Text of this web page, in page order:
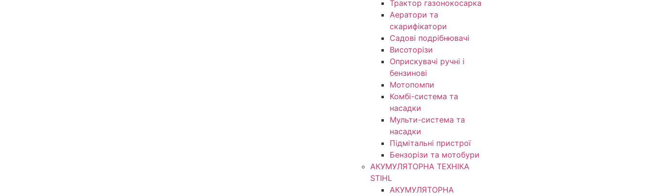
Трактор газонокосарка
Аератори та
скарифікатори
Садові подрібнювачі
Висоторізи
Оприскувачі ручні і
бензинові
Мотопомпи
Комбі-система та
насадки
Мульти-система та
насадки
Підмітальні пристрої
Бензорізи та мотобури
АКУМУЛЯТОРНА ТЕХНІКА
STIHL
АКУМУЛЯТОРНА